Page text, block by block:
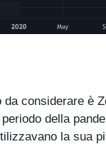
da considerare è
della
la sua